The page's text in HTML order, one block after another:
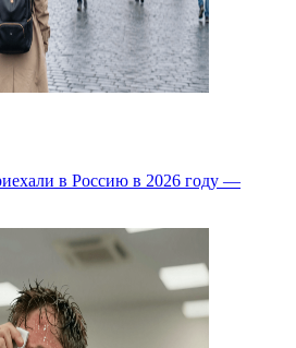
в Россию в 2026 году —